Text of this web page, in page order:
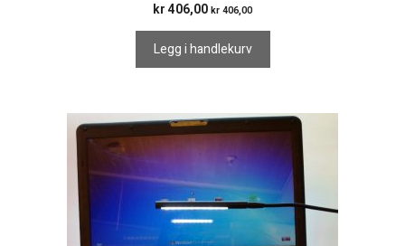
kr 406,00 kr 406,00
Legg i handlekurv